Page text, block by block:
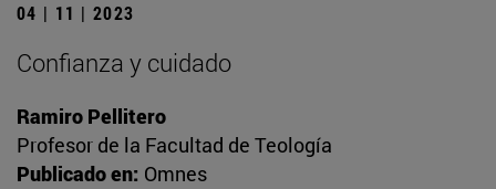
04 | 11 | 2023
Confianza y cuidado
Ramiro Pellitero
Profesor de la Facultad de Teología
Publicado en: Omnes